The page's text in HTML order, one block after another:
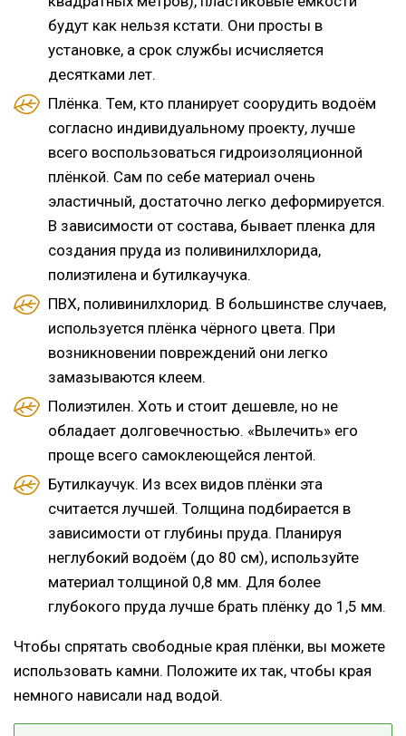
будут как нельзя кстати. Они просты в
установке, а срок службы исчисляется
десятками лет.
Плёнка. Тем, кто планирует соорудить водоём
согласно индивидуальному проекту, лучше
всего воспользоваться гидроизоляционной
плёнкой. Сам по себе материал очень
эластичный, достаточно легко деформируется.
В зависимости от состава, бывает пленка для
создания пруда из поливинилхлорида,
полиэтилена и бутилкаучука.
ПВХ, поливинилхлорид. В большинстве случаев,
используется плёнка чёрного цвета. При
возникновении повреждений они легко
замазываются клеем.
Полиэтилен. Хоть и стоит дешевле, но не
обладает долговечностью. «Вылечить» его
проще всего самоклеющейся лентой.
Бутилкаучук. Из всех видов плёнки эта
считается лучшей. Толщина подбирается в
зависимости от глубины пруда. Планируя
неглубокий водоём (до 80 см), используйте
материал толщиной 0,8 мм. Для более
глубокого пруда лучше брать плёнку до 1,5 мм.
Чтобы спрятать свободные края плёнки, вы можете
использовать камни. Положите их так, чтобы края
немного нависали над водой.